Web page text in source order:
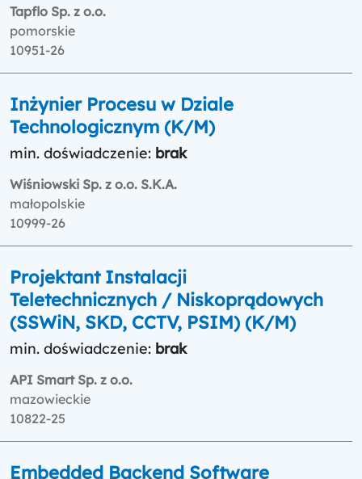
Tapflo Sp. z o.o.
pomorskie
10951-26
Inżynier Procesu w Dziale
Technologicznym (K/M)
min. doświadczenie: brak
Wiśniowski Sp. z o.o. S.K.A.
małopolskie
10999-26
Projektant Instalacji
Teletechnicznych / Niskoprądowych
(SSWiN, SKD, CCTV, PSIM) (K/M)
min. doświadczenie: brak
API Smart Sp. z o.o.
mazowieckie
10822-25
Embedded Backend Software